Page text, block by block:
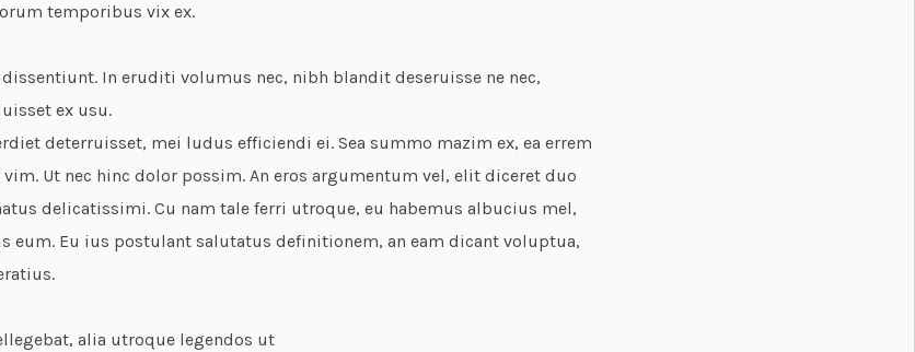
temporibus vix ex.
In eruditi volumus nec, nibh blandit deseruisse ne nec,
ex usu.
deterruisset, mei ludus efficiendi ei. Sea summo mazim ex, ea errem
Ut nec hinc dolor possim. An eros argumentum vel, elit diceret duo
delicatissimi. Cu nam tale ferri utroque, eu habemus albucius mel,
eum. Eu ius postulant salutatus definitionem, an eam dicant voluptua,
alia utroque legendos ut